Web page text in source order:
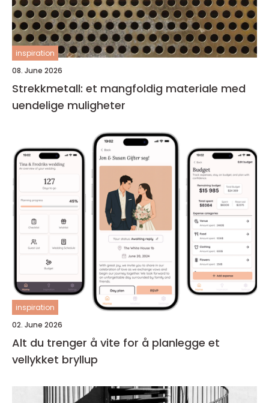
inspiration
08. June 2026
Strekkmetall: et mangfoldig materiale med
uendelige muligheter
inspiration
02. June 2026
Alt du trenger å vite for å planlegge et
vellykket bryllup